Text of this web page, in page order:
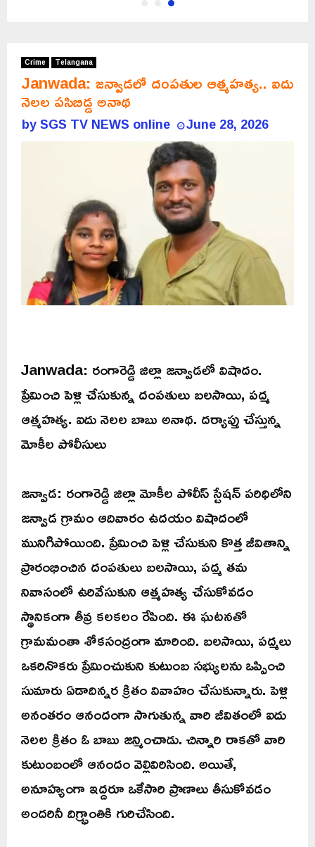
Crime Telangana
Janwada: జన్వాడలో దంపతుల ఆత్మహత్య.. ఐదు
నెలల పసిబిడ్డ అనాథ
bySGS TV NEWS online June 28, 2026
Janwada: రంగారెడ్డి జిల్లా జన్వాడలో విషాదం.
ప్రేమించి పెళ్లి చేసుకున్న దంపతులు బలసాయి, పద్మ
ఆత్మహత్య. ఐదు నెలల బాబు అనాథ. దర్యాప్తు చేస్తున్న
మోకీల పోలీసులు
జన్వాడ: రంగారెడ్డి జిల్లా మోకీల పోలీస్ స్టేషన్ పరిధిలోని
జన్వాడ గ్రామం ఆదివారం ఉదయం విషాదంలో
మునిగిపోయింది. ప్రేమించి పెళ్లి చేసుకుని కొత్త జీవితాన్ని
ప్రారంభించిన దంపతులు బలసాయి, పద్మ తమ
నివాసంలో ఉరివేసుకుని ఆత్మహత్య చేసుకోవడం
స్థానికంగా తీవ్ర కలకలం రేపింది. ఈ ఘటనతో
గ్రామమంతా శోకసంద్రంగా మారింది. బలసాయి, పద్మలు
ఒకరినొకరు ప్రేమించుకుని కుటుంబ సభ్యులను ఒప్పించి
సుమారు ఏడాదిన్నర క్రితం వివాహం చేసుకున్నారు. పెళ్లి
అనంతరం ఆనందంగా సాగుతున్న వారి జీవితంలో ఐదు
నెలల క్రితం ఓ బాబు జన్మించాడు. చిన్నారి రాకతో వారి
కుటుంబంలో ఆనందం వెల్లివిరిసింది. అయితే,
అనూహ్యంగా ఇద్దరూ ఒకేసారి ప్రాణాలు తీసుకోవడం
అందరినీ దిగ్భ్రాంతికి గురిచేసింది.